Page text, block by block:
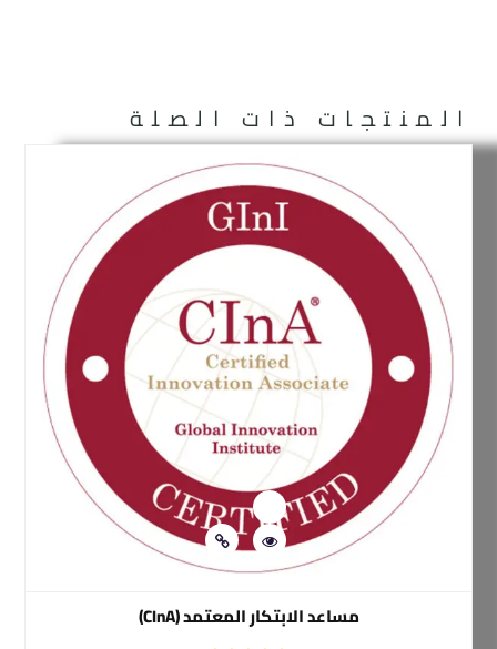
المنتجات ذات الصلة
مساعد الابتكار المعتمد (CInA)